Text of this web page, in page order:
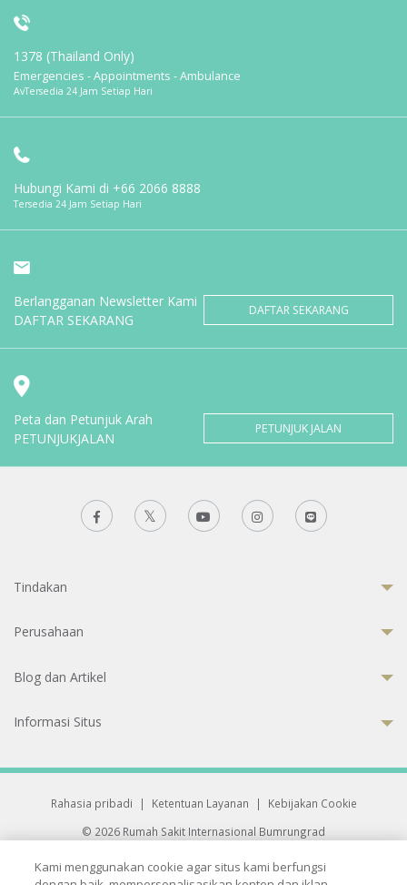
1378 (Thailand Only)
Emergencies - Appointments - Ambulance
AvTersedia 24 Jam Setiap Hari
Hubungi Kami di +66 2066 8888
Tersedia 24 Jam Setiap Hari
Berlangganan Newsletter Kami
DAFTAR SEKARANG
DAFTAR SEKARANG
Peta dan Petunjuk Arah
PETUNJUKJALAN
PETUNJUK JALAN
Tindakan
Perusahaan
Blog dan Artikel
Informasi Situs
Rahasia pribadi | Ketentuan Layanan |
Kebijakan Cookie
© 2026 Rumah Sakit Internasional Bumrungrad
33 Sukhumvit 3, Wattana, Bangkok 10110 Thailand.
Kami menggunakan cookie agar situs kami berfungsi